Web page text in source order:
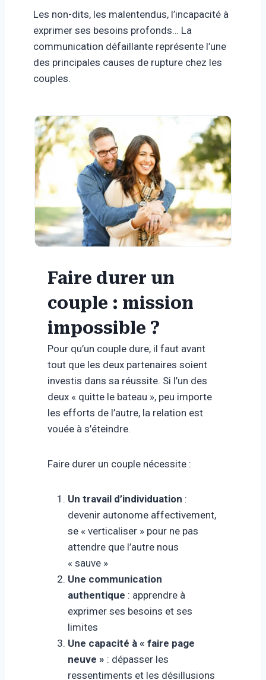
Les non-dits, les malentendus, l’incapacité à
exprimer ses besoins profonds… La
communication défaillante représente l’une
des principales causes de rupture chez les
couples.
Faire durer un
couple : mission
impossible ?
Pour qu’un couple dure, il faut avant
tout que les deux partenaires soient
investis dans sa réussite. Si l’un des
deux « quitte le bateau », peu importe
les efforts de l’autre, la relation est
vouée à s’éteindre.
Faire durer un couple nécessite :
Un travail d’individuation :
devenir autonome affectivement,
se « verticaliser » pour ne pas
attendre que l’autre nous
« sauve »
Une communication
authentique : apprendre à
exprimer ses besoins et ses
limites
Une capacité à « faire page
neuve » : dépasser les
ressentiments et les désillusions